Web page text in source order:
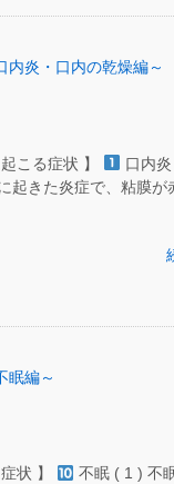
内炎・口内の乾燥編～
こる症状 】
口内
起きた炎症で、粘膜が
眠編～
状 】
不眠 ( 1 ) 不